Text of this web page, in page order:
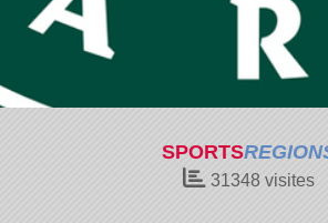
SPORTS
31348visites